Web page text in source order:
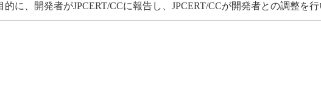
に、開発者がJPCERT/CCに報告し、JPCERT/CCが開発者との調整を行